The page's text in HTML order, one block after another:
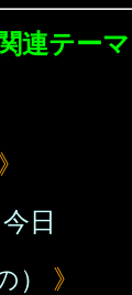
関連テーマ
》
今日
）
》